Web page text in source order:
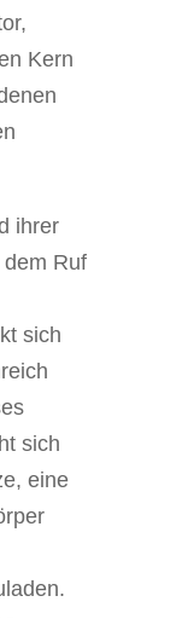
Kern
ihrer
Ruf
sich
sich
eine